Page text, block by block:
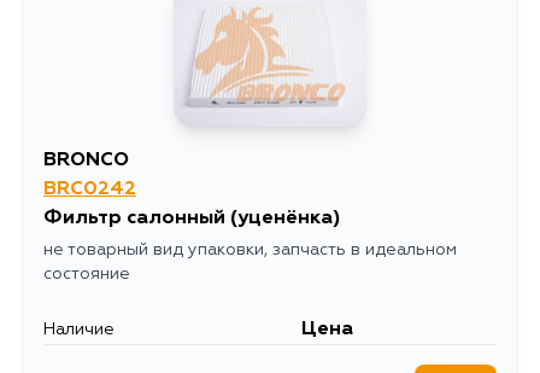
BRONCO
BRC0242
Фильтр салонный (уценёнка)
не товарный вид упаковки, запчасть в идеальном
состояние
Наличие Цена